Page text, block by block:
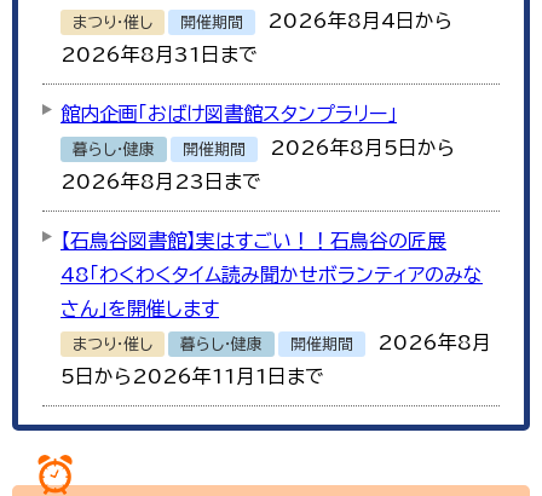
まつり・催し 開催期間
2026年8月4日から
2026年8月31日まで
館内企画「おばけ図書館スタンプラリー」
暮らし・健康 開催期間
2026年8月5日から
2026年8月23日まで
【石鳥谷図書館】実はすごい！！石鳥谷の匠展
48「わくわくタイム読み聞かせボランティアのみな
さん」を開催します
まつり・催し 暮らし・健康 開催期間
2026年8月
5日から2026年11月1日まで